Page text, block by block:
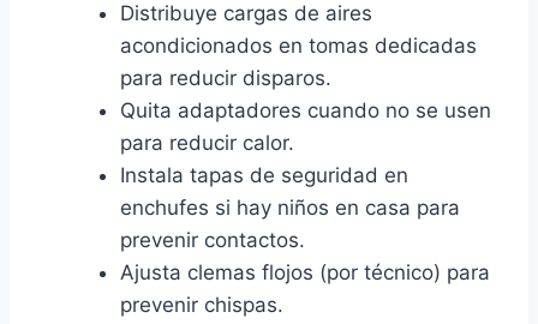
Distribuye cargas de aires
acondicionados en tomas dedicadas
para reducir disparos.
Quita adaptadores cuando no se usen
para reducir calor.
Instala tapas de seguridad en
enchufes si hay niños en casa para
prevenir contactos.
Ajusta clemas flojos (por técnico) para
prevenir chispas.